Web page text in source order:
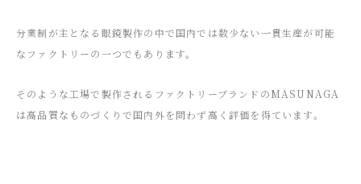
分業制が主となる眼鏡製作の中で国内では数少ない一貫生産が可能
なファクトリーの一つでもあります。
そのような工場で製作されるファクトリーブランドのMASUNAGA
は高品質なものづくりで国内外を問わず高く評価を得ています。